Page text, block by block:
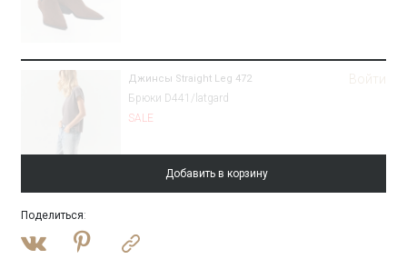
Джинсы Straight Leg 472
Брюки D441/latgard
SALE
Войти
Однобортный жакет с замшевой вставкой
Добавить в корзину
Поделиться: